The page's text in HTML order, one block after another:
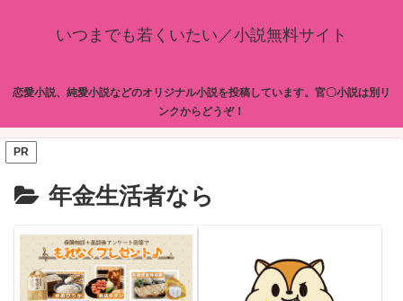
いつまでも若くいたい／小説無料サイト
恋愛小説、純愛小説などのオリジナル小説を投稿しています。官〇小説は別リ
ンクからどうぞ！
PR
年金生活者なら